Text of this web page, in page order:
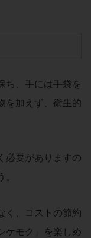
ち、手には手袋を
を加えず、衛生的
必要がありますの
く、コストの節約
ケモク」を楽しめ